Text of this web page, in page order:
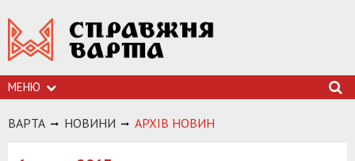
МЕНЮ
ВАРТА НОВИНИ АРХIВ НОВИН